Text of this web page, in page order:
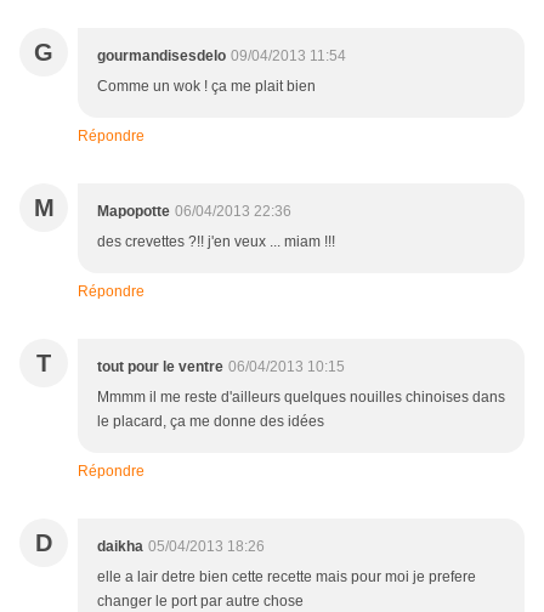
G gourmandisesdelo 09/04/2013 11:54
Comme un wok ! ça me plait bien
Répondre
M Mapopotte 06/04/2013 22:36
des crevettes ?!! j'en veux ... miam !!!
Répondre
T tout pour le ventre 06/04/2013 10:15
Mmmm il me reste d'ailleurs quelques nouilles chinoises dans
le placard, ça me donne des idées
Répondre
D daikha 05/04/2013 18:26
elle a lair detre bien cette recette mais pour moi je prefere
changer le port par autre chose